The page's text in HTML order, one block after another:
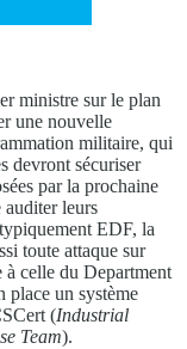
ministre sur le plan
une nouvelle
militaire, qui
devront sécuriser
par la prochaine
auditer leurs
EDF, la
toute attaque sur
à celle du Department
place un système
(Industrial
Team).